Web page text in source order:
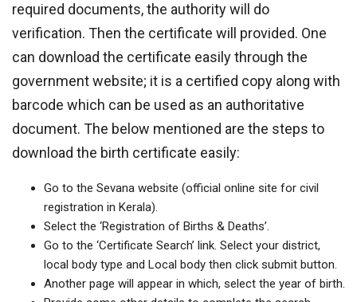
required documents, the authority will do
verification. Then the certificate will provided. One
can download the certificate easily through the
government website; it is a certified copy along with
barcode which can be used as an authoritative
document. The below mentioned are the steps to
download the birth certificate easily:
Go to the Sevana website (official online site for civil
registration in Kerala).
Select the ‘Registration of Births & Deaths’.
Go to the ‘Certificate Search’ link. Select your district,
local body type and Local body then click submit button.
Another page will appear in which, select the year of birth.